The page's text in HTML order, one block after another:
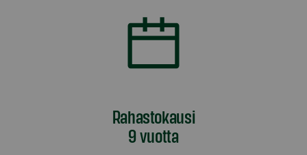
Rahastokausi
9 vuotta